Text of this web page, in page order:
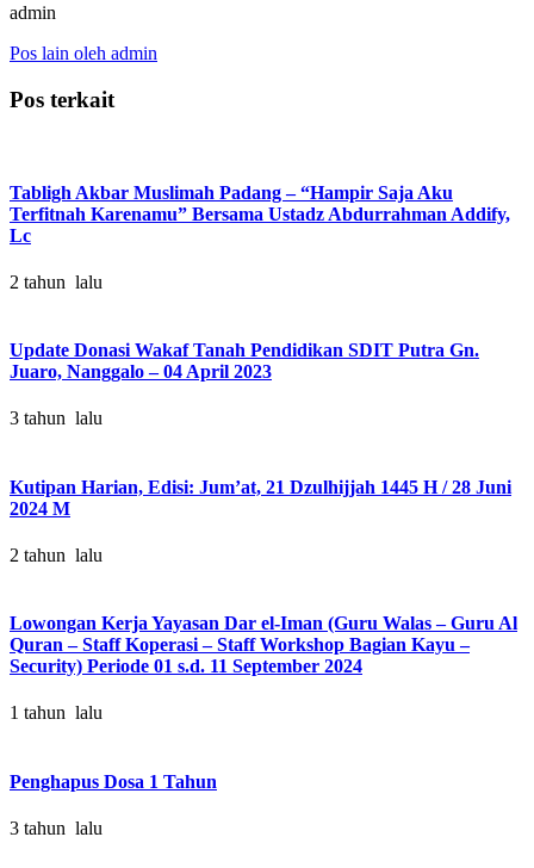
admin
Pos lain oleh admin
Pos terkait
Tabligh Akbar Muslimah Padang – “Hampir Saja Aku
Terfitnah Karenamu” Bersama Ustadz Abdurrahman Addify,
Lc
2 tahun lalu
Update Donasi Wakaf Tanah Pendidikan SDIT Putra Gn.
Juaro, Nanggalo – 04 April 2023
3 tahun lalu
Kutipan Harian, Edisi: Jum’at, 21 Dzulhijjah 1445 H / 28 Juni
2024 M
2 tahun lalu
Lowongan Kerja Yayasan Dar el-Iman (Guru Walas – Guru Al
Quran – Staff Koperasi – Staff Workshop Bagian Kayu –
Security) Periode 01 s.d. 11 September 2024
1 tahun lalu
Penghapus Dosa 1 Tahun
3 tahun lalu